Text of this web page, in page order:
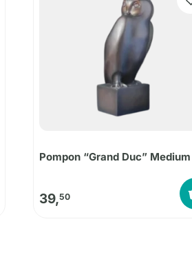
Pompon “Grand Duc” Medium
39,50